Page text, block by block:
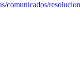
comunicados/